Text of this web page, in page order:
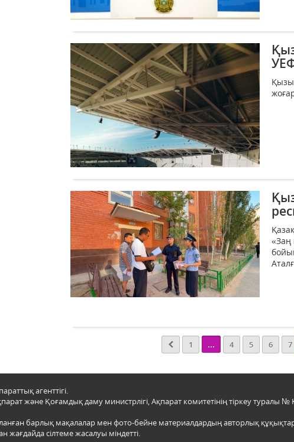
«Заң
1 ... 4 5 6 7
агенттігі.
және Қоғамдық даму министрлігі, Ақпарат комитетінің тіркеу туралы №
барлық мақалалар мен фото-бейне материалдардың авторлық
жағдайда сілтеме жасалуы міндетті.